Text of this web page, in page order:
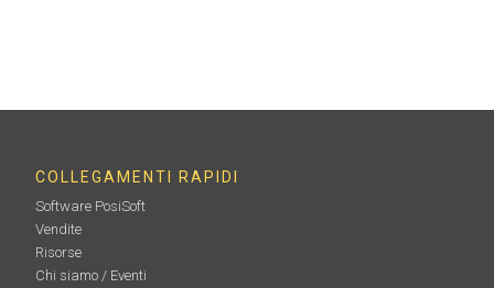
COLLEGAMENTI RAPIDI
Software PosiSoft
Vendite
Risorse
Chi siamo / Eventi